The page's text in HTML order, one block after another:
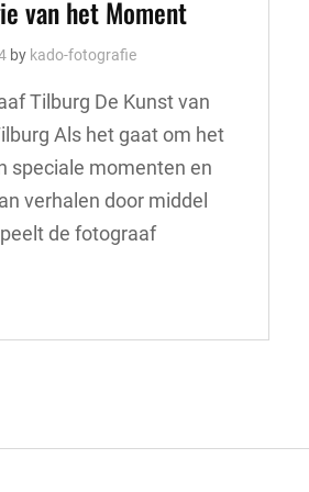
van het Moment
by kado-fotografie
Tilburg De Kunst van
Als het gaat om het
speciale momenten en
verhalen door middel
de fotograaf